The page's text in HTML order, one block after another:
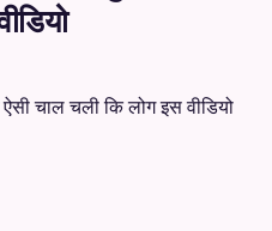
चाल चली कि लोग इस वीडियो